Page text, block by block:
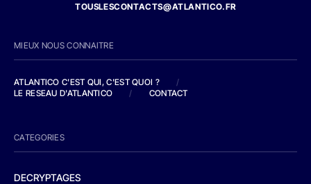
TOUSLESCONTACTS@ATLANTICO.FR
MIEUX NOUS CONNAITRE
ATLANTICO C'EST QUI, C'EST QUOI ?
/
LE RESEAU D'ATLANTICO
/ CONTACT
CATEGORIES
DECRYPTAGES